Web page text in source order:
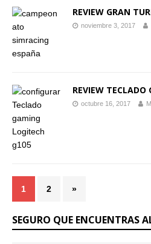
REVIEW GRAN
noviembre 3, 2017
REVIEW
octubre 16, 2017
1 2 »
SEGURO QUE ENCUENTRAS